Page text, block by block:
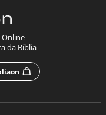
Online -
da Bíblia